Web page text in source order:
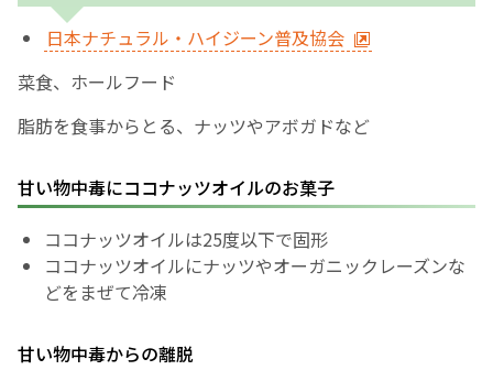
日本ナチュラル・ハイジーン普及協会
菜食、ホールフード
脂肪を食事からとる、ナッツやアボガドなど
甘い物中毒にココナッツオイルのお菓子
ココナッツオイルは25度以下で固形
ココナッツオイルにナッツやオーガニックレーズンな
どをまぜて冷凍
甘い物中毒からの離脱